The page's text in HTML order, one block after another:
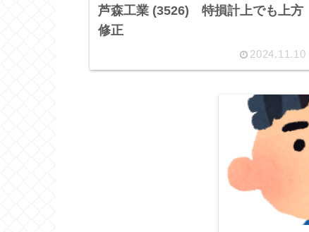
芦森工業 (3526) 特損計上でも上方
修正
2024.11.10